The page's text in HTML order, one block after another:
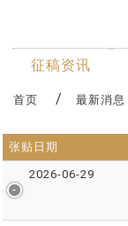
征稿资讯
首页 最新消息
张贴日期
2026-06-29